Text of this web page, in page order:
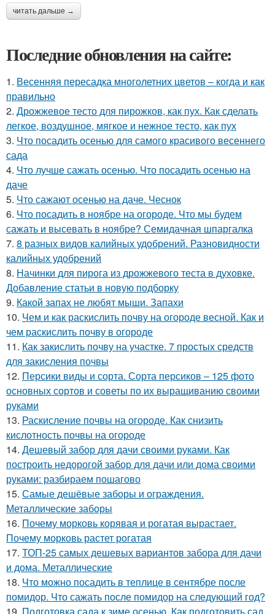
читать дальше →
Последние обновления на сайте:
1. Весенняя пересадка многолетних цветов – когда и как
правильно
2. Дрожжевое тесто для пирожков, как пух. Как сделать
легкое, воздушное, мягкое и нежное тесто, как пух
3. Что посадить осенью для самого красивого весеннего
сада
4. Что лучше сажать осенью. Что посадить осенью на
даче
5. Что сажают осенью на даче. Чеснок
6. Что посадить в ноябре на огороде. Что мы будем
сажать и высевать в ноябре? Семидачная шпаргалка
7. 8 разных видов калийных удобрений. Разновидности
калийных удобрений
8. Начинки для пирога из дрожжевого теста в духовке.
Добавление статьи в новую подборку
9. Какой запах не любят мыши. Запахи
10. Чем и как раскислить почву на огороде весной. Как и
чем раскислить почву в огороде
11. Как закислить почву на участке. 7 простых средств
для закисления почвы
12. Персики виды и сорта. Сорта персиков – 125 фото
основных сортов и советы по их выращиванию своими
руками
13. Раскисление почвы на огороде. Как снизить
кислотность почвы на огороде
14. Дешевый забор для дачи своими руками. Как
построить недорогой забор для дачи или дома своими
руками: разбираем пошагово
15. Самые дешёвые заборы и ограждения.
Металлические заборы
16. Почему морковь корявая и рогатая вырастает.
Почему морковь растет рогатая
17. ТОП-25 самых дешевых вариантов забора для дачи
и дома. Металлические
18. Что можно посадить в теплице в сентябре после
помидор. Что сажать после помидор на следующий год?